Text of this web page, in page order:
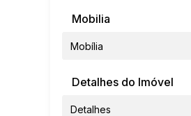
Mobilia
Mobília
Detalhes do Imóvel
Detalhes